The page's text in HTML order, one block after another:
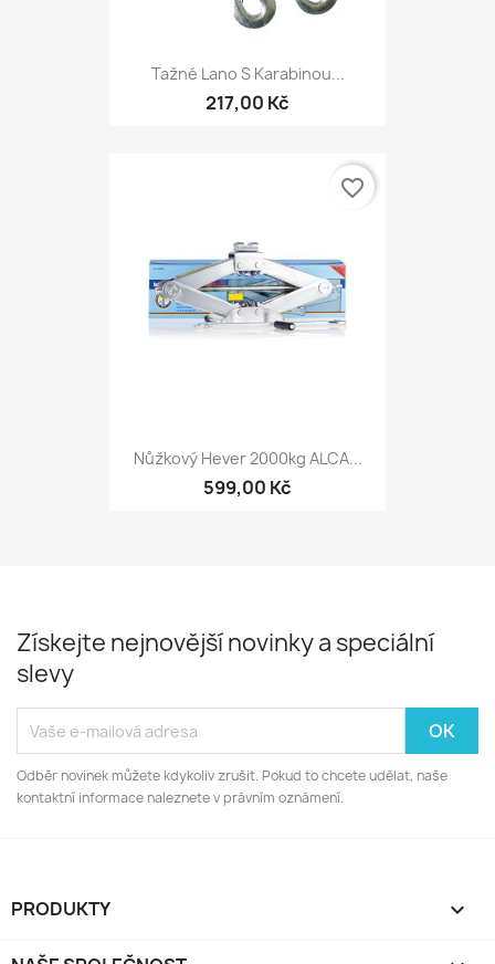
Tažné Lano S Karabinou...
217,00 Kč
Nůžkový Hever 2000kg ALCA...
599,00 Kč
favorite_border
Získejte nejnovější novinky a speciální
slevy
Odběr novinek můžete kdykoliv zrušit. Pokud to chcete udělat, naše
kontaktní informace naleznete v právním oznámení.
PRODUKTY 